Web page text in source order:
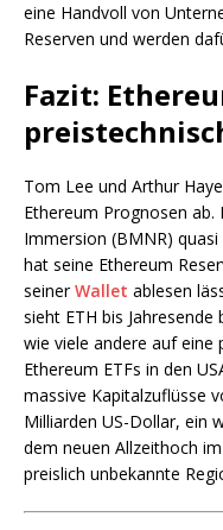
eine Handvoll von
Reserven und werden
Fazit:
Tom Lee und Arthur
Ethereum Prognosen ab.
Immersion (BMNR)
hat seine Ethereum
seinerWallet ablesen
sieht ETH bis
wie viele andere auf eine
Ethereum ETFs in den
massive Kapitalzuflüsse
Milliarden US-Dollar, ein
dem neuen Allzeithoch
preislich unbekannte